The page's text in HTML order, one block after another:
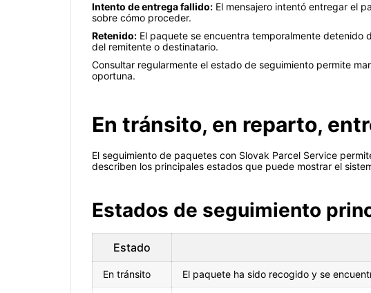
Intento de entrega fallido: El mensajero intentó entregar el
sobre cómo proceder.
Retenido: El paquete se encuentra temporalmente
del remitente o destinatario.
Consultar regularmente el estado de seguimiento permite
oportuna.
En tránsito, en reparto,
El seguimiento de paquetes con Slovak Parcel Service
describen los principales estados que puede mostrar el
Estados de seguimiento
Estado
En tránsito El paquete ha sido recogido y se